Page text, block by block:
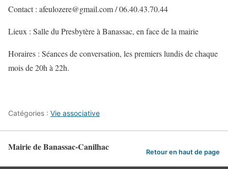
Contact : afeulozere@gmail.com / 06.40.43.70.44
Lieux : Salle du Presbytère à Banassac, en face de la mairie
Horaires : Séances de conversation, les premiers lundis de chaque
mois de 20h à 22h.
Catégories : Vie associative
Mairie de Banassac-Canilhac Retour en haut de page